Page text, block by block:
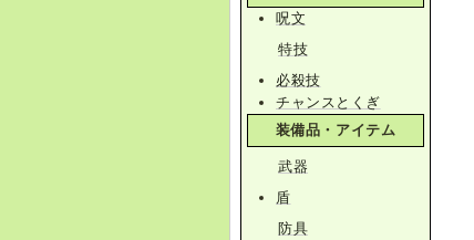
呪文
特技
必殺技
チャンスとくぎ
装備品・アイテム
武器
盾
防具